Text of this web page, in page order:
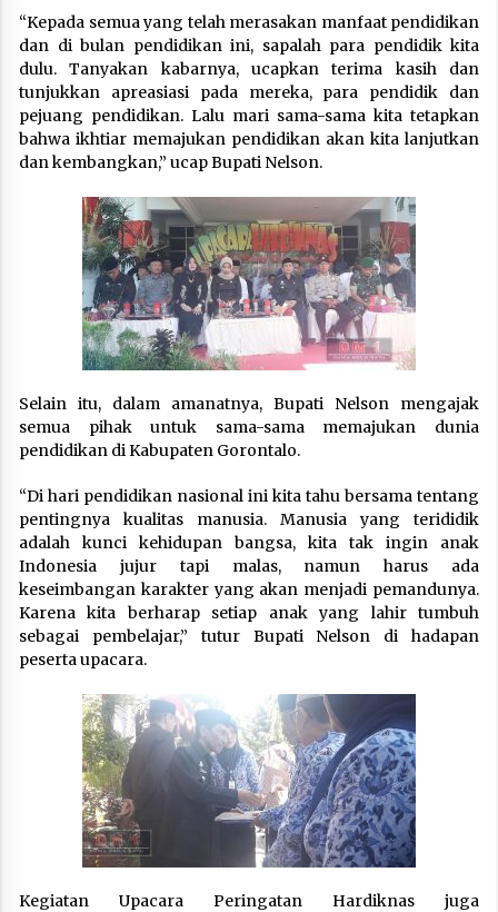
“Kepada semua yang telah merasakan manfaat pendidikan
dan di bulan pendidikan ini, sapalah para pendidik kita
dulu. Tanyakan kabarnya, ucapkan terima kasih dan
tunjukkan apreasiasi pada mereka, para pendidik dan
pejuang pendidikan. Lalu mari sama-sama kita tetapkan
bahwa ikhtiar memajukan pendidikan akan kita lanjutkan
dan kembangkan,” ucap Bupati Nelson.
Selain itu, dalam amanatnya, Bupati Nelson mengajak
semua pihak untuk sama-sama memajukan dunia
pendidikan di Kabupaten Gorontalo.
“Di hari pendidikan nasional ini kita tahu bersama tentang
pentingnya kualitas manusia. Manusia yang terididik
adalah kunci kehidupan bangsa, kita tak ingin anak
Indonesia jujur tapi malas, namun harus ada
keseimbangan karakter yang akan menjadi pemandunya.
Karena kita berharap setiap anak yang lahir tumbuh
sebagai pembelajar,” tutur Bupati Nelson di hadapan
peserta upacara.
Kegiatan Upacara Peringatan Hardiknas juga